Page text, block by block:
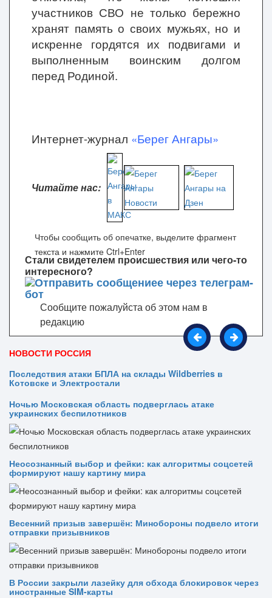
участников СВО не только бережно
хранят память о своих мужьях, но и
искренне гордятся их подвигами и
выполненным воинским долгом
перед Родиной.
Интернет-журнал «Берег Ангары»
Читайте нас:
Стали свидетелем происшествия или чего-то
интересного?
Сообщите пожалуйста об этом нам в
редакцию
Чтобы сообщить об опечатке, выделите фрагмент
текста и нажмите Ctrl+Enter
НОВОСТИ РОССИЯ
Последствия атаки БПЛА на склады Wildberries в
Котовске и Электростали
Ночью Московская область подверглась атаке
украинских беспилотников
Неосознанный выбор и фейки: как алгоритмы соцсетей
формируют нашу картину мира
Весенний призыв завершён: Минобороны подвело итоги
отправки призывников
В России закрыли лазейку для обхода блокировок через
иностранные SIM-карты